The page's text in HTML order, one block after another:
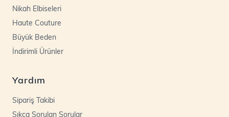
Nikah Elbiseleri
Haute Couture
Büyük Beden
İndirimli Ürünler
Yardım
Sipariş Takibi
Sıkça Sorulan Sorular